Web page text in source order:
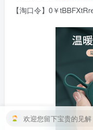
【淘口令】0￥
欢迎您留下宝贵的见解